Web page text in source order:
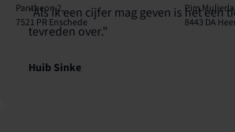
"Als ik een cijfer mag geven is het een
tevreden over."
Huib Sinke
Pantheon 2,
7521 PR Enschede
Pim
8443 DA